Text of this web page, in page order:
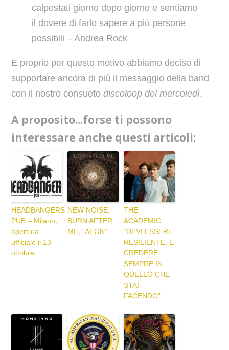
calpestati giorno dopo giorno e sentiamo
il dovere di farlo sapere a più persone
possibili – Andrea Rock
E proprio per questo motivo abbiamo deciso di
supportare ancora di più il messaggio della band
con il nostro consueto discoloop del mercoledì.
A proposito...forse ti possono
interessare anche questi articoli:
HEADBANGERS
PUB – Milano,
apertura
ufficiale il 13
ottobre
NEW NOISE:
BURN AFTER
ME, “AEON”
THE
ACADEMIC:
“DEVI ESSERE
RESILIENTE, E
CREDERE
SEMPRE IN
QUELLO CHE
STAI
FACENDO”